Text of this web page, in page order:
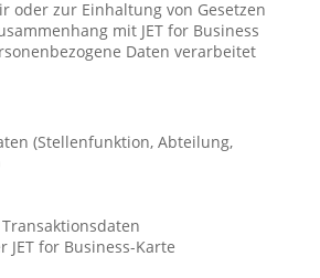
oder zur Einhaltung von Gesetzen
mit JET for Business
Daten verarbeitet
(Stellenfunktion, Abteilung,
for Business-Karte